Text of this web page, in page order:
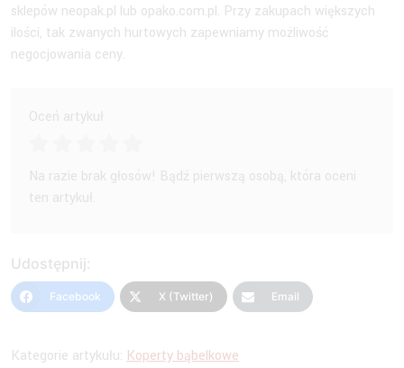
sklepów neopak.pl lub opako.com.pl. Przy zakupach większych
ilości, tak zwanych hurtowych zapewniamy możliwość
negocjowania ceny.
Oceń artykuł
Na razie brak głosów! Bądź pierwszą osobą, która oceni
ten artykuł.
Udostępnij:
Facebook X (Twitter) Email
Kategorie artykułu: Koperty bąbelkowe